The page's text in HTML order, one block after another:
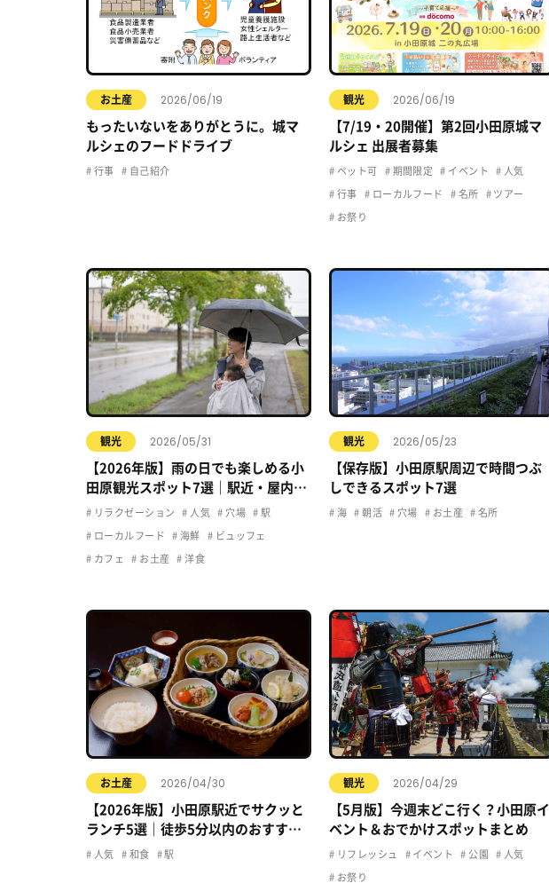
お土産 2026/06/19
もったいないをありがとうに。城マ
ルシェのフードドライブ
行事 自己紹介
観光 2026/06/19
【7/19・20開催】第2回小田原城マ
ルシェ 出展者募集
ペット可 期間限定 イベント 人気
行事 ローカルフード 名所 ツアー
お祭り
観光 2026/05/31
【2026年版】雨の日でも楽しめる小
田原観光スポット7選｜駅近・屋内・
カフェで快適おでかけ
リラクゼーション 人気 穴場 駅
ローカルフード 海鮮 ビュッフェ
カフェ お土産 洋食
観光 2026/05/23
【保存版】小田原駅周辺で時間つぶ
しできるスポット7選
海 朝活 穴場 お土産 名所
お土産 2026/04/30
【2026年版】小田原駅近でサクッと
ランチ5選｜徒歩5分以内のおすすめ
店まとめ
人気 和食 駅
観光 2026/04/29
【5月版】今週末どこ行く？小田原イ
ベント＆おでかけスポットまとめ
リフレッシュ イベント 公園 人気
お祭り